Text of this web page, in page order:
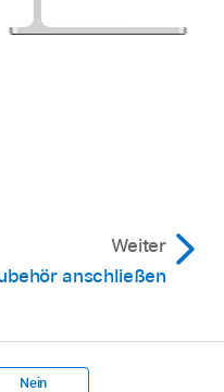
Weiter
anschließen
Nein